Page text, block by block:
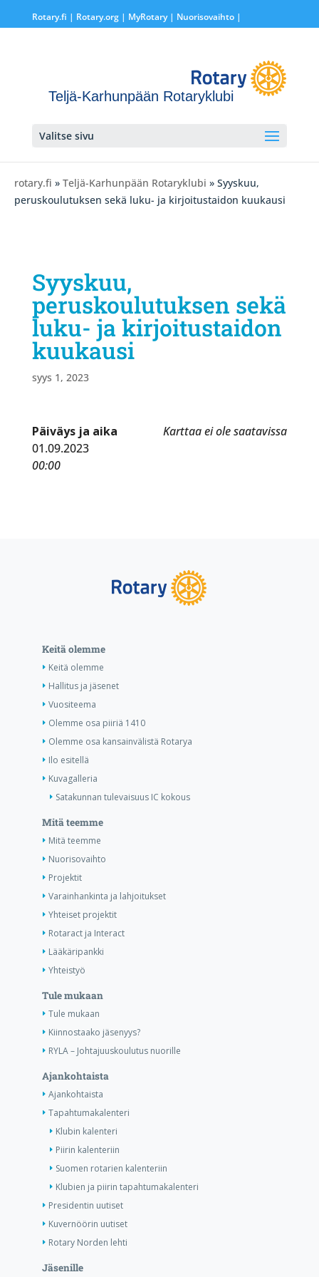
Rotary.fi | Rotary.org| MyRotary | Nuorisovaihto|
Teljä-Karhunpään Rotaryklubi
Valitse sivu
rotary.fi » Teljä-Karhunpään Rotaryklubi » Syyskuu,
peruskoulutuksen sekä luku- ja kirjoitustaidon kuukausi
Syyskuu,
peruskoulutuksen sekä
luku- ja kirjoitustaidon
kuukausi
syys 1, 2023
Karttaa ei ole saatavissa
Päiväys ja aika
01.09.2023
00:00
Keitä olemme
Keitä olemme
Hallitus ja jäsenet
Vuositeema
Olemme osa piiriä 1410
Olemme osa kansainvälistä Rotarya
Ilo esitellä
Kuvagalleria
Satakunnan tulevaisuus IC kokous
Mitä teemme
Mitä teemme
Nuorisovaihto
Projektit
Varainhankinta ja lahjoitukset
Yhteiset projektit
Rotaract ja Interact
Lääkäripankki
Yhteistyö
Tule mukaan
Tule mukaan
Kiinnostaako jäsenyys?
RYLA – Johtajuuskoulutus nuorille
Ajankohtaista
Ajankohtaista
Tapahtumakalenteri
Klubin kalenteri
Piirin kalenteriin
Suomen rotarien kalenteriin
Klubien ja piirin tapahtumakalenteri
Presidentin uutiset
Kuvernöörin uutiset
Rotary Norden lehti
Jäsenille